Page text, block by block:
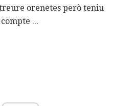
orenetes però teniu
...